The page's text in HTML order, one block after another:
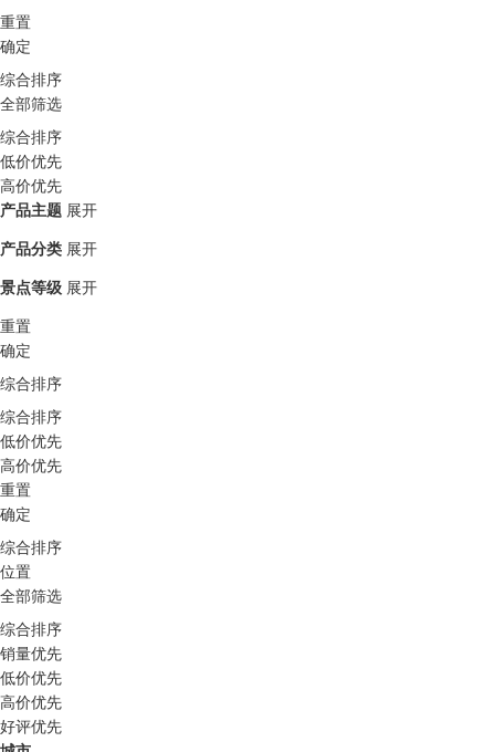
重置
确定
综合排序
全部筛选
综合排序
低价优先
高价优先
产品主题 展开
产品分类 展开
景点等级 展开
重置
确定
综合排序
综合排序
低价优先
高价优先
重置
确定
综合排序
位置
全部筛选
综合排序
销量优先
低价优先
高价优先
好评优先